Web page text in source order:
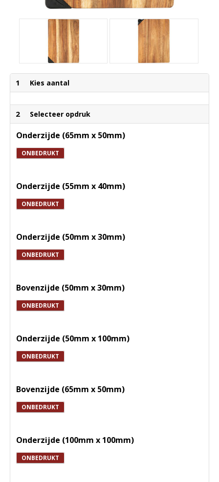
1 Kies aantal
2 Selecteer opdruk
Onderzijde (65mm x 50mm)
ONBEDRUKT
Onderzijde (55mm x 40mm)
ONBEDRUKT
Onderzijde (50mm x 30mm)
ONBEDRUKT
Bovenzijde (50mm x 30mm)
ONBEDRUKT
Onderzijde (50mm x 100mm)
ONBEDRUKT
Bovenzijde (65mm x 50mm)
ONBEDRUKT
Onderzijde (100mm x 100mm)
ONBEDRUKT